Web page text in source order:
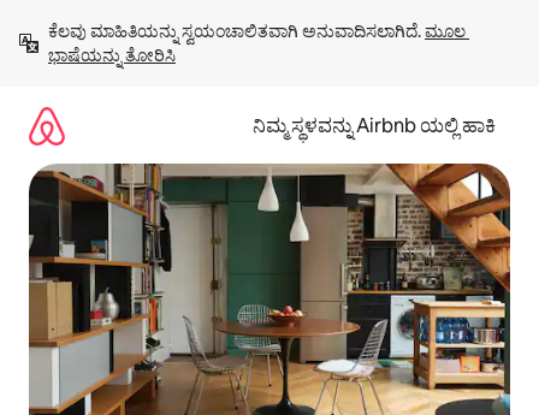
ಹೋಗಿ
ಕೆಲವು ಮಾಹಿತಿಯನ್ನು ಸ್ವಯಂಚಾಲಿತವಾಗಿ ಅನುವಾದಿಸಲಾಗಿದೆ. ಮೂಲ
ಭಾಷೆಯನ್ನು ತೋರಿಸಿ
ನಿಮ್ಮ ಸ್ಥಳವನ್ನು Airbnb ಯಲ್ಲಿ ಹಾಕಿ